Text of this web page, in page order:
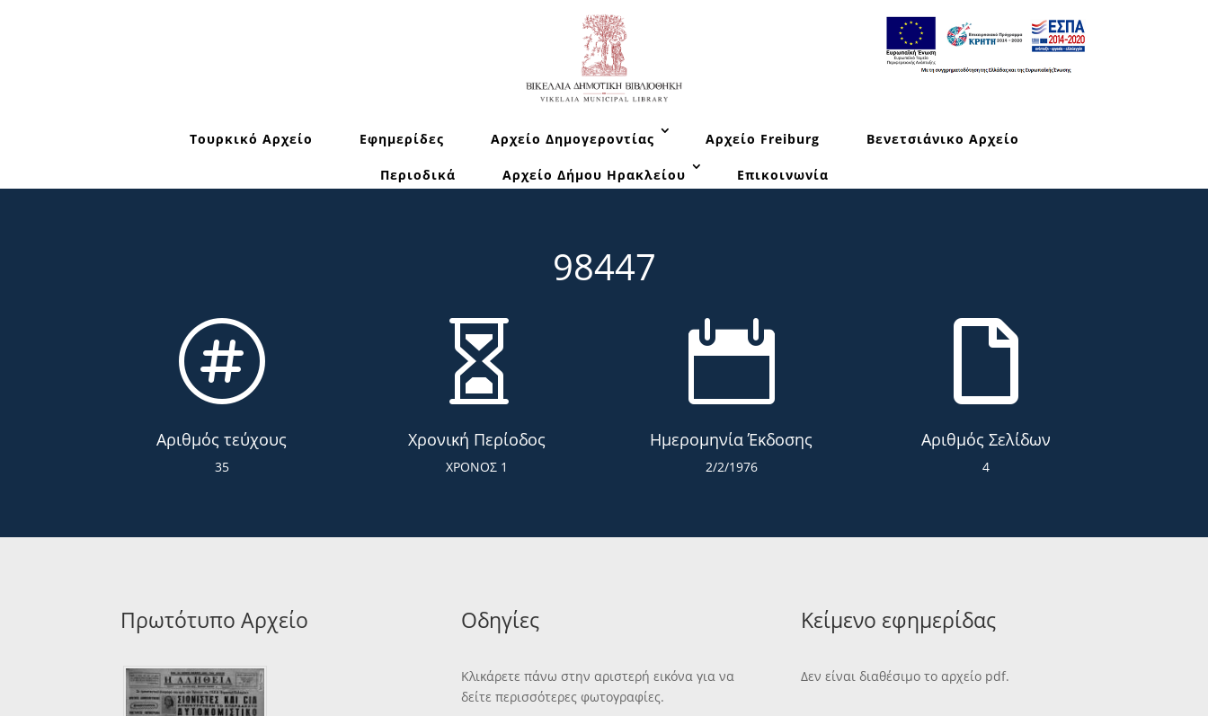
Τουρκικό Αρχείο Εφημερίδες Αρχείο Δημογεροντίας Αρχείο Freiburg Βενετσιάνικο Αρχείο
Περιοδικά Αρχείο Δήμου Ηρακλείου Επικοινωνία
98447

Αριθμός τεύχους
35

Χρονική Περίοδος
ΧΡΟΝΟΣ 1

Ημερομηνία Έκδοσης
2/2/1976

Αριθμός Σελίδων
4
Πρωτότυπο Αρχείο Οδηγίες
Κλικάρετε πάνω στην αριστερή εικόνα για να
δείτε περισσότερες φωτογραφίες.
Κείμενο εφημερίδας
Δεν είναι διαθέσιμο το αρχείο pdf.